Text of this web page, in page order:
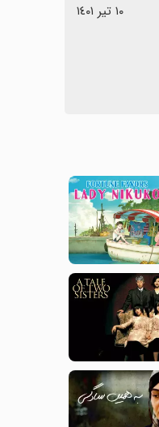
١٠ تیر ١٤٠١